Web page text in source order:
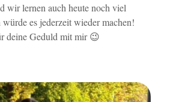
wir lernen auch heute noch viel
es jederzeit wieder machen!
deine Geduld mit mir 😉